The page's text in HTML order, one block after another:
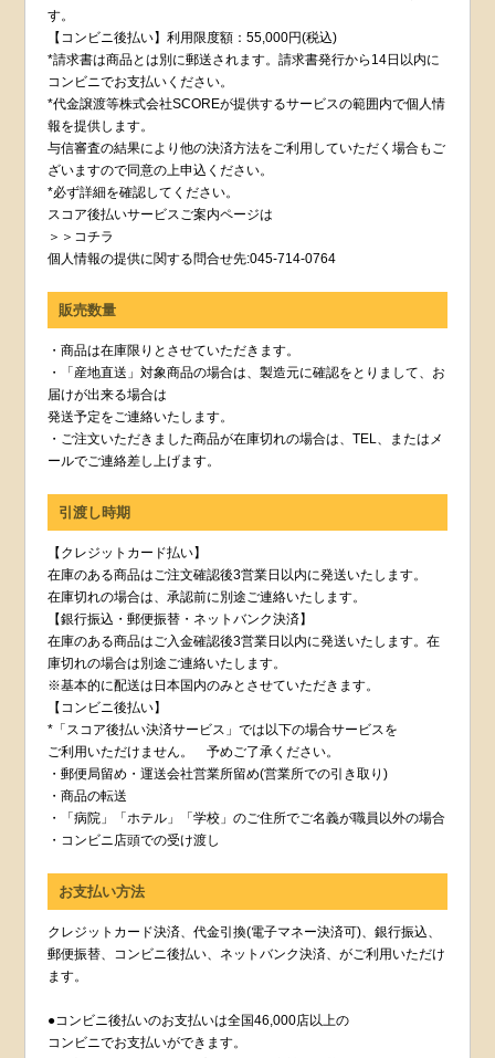
す。
【コンビニ後払い】利用限度額：55,000円(税込)
*請求書は商品とは別に郵送されます。請求書発行から14日以内に
コンビニでお支払いください。
*代金譲渡等株式会社SCOREが提供するサービスの範囲内で個人情
報を提供します。
与信審査の結果により他の決済方法をご利用していただく場合もご
ざいますので同意の上申込ください。
*必ず詳細を確認してください。
スコア後払いサービスご案内ページは
＞＞コチラ
個人情報の提供に関する問合せ先:045-714-0764
販売数量
・商品は在庫限りとさせていただきます。
・「産地直送」対象商品の場合は、製造元に確認をとりまして、お
届けが出来る場合は
発送予定をご連絡いたします。
・ご注文いただきました商品が在庫切れの場合は、TEL、またはメ
ールでご連絡差し上げます。
引渡し時期
【クレジットカード払い】
在庫のある商品はご注文確認後3営業日以内に発送いたします。
在庫切れの場合は、承認前に別途ご連絡いたします。
【銀行振込・郵便振替・ネットバンク決済】
在庫のある商品はご入金確認後3営業日以内に発送いたします。在
庫切れの場合は別途ご連絡いたします。
※基本的に配送は日本国内のみとさせていただきます。
【コンビニ後払い】
*「スコア後払い決済サービス」では以下の場合サービスを
ご利用いただけません。 予めご了承ください。
・郵便局留め・運送会社営業所留め(営業所での引き取り)
・商品の転送
・「病院」「ホテル」「学校」のご住所でご名義が職員以外の場合
・コンビニ店頭での受け渡し
お支払い方法
クレジットカード決済、代金引換(電子マネー決済可)、銀行振込、
郵便振替、コンビニ後払い、ネットバンク決済、がご利用いただけ
ます。
●コンビニ後払いのお支払いは全国46,000店以上の
コンビニでお支払いができます。